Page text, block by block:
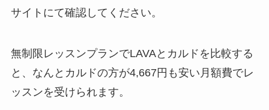
サイトにて確認してください。
無制限レッスンプランでLAVAとカルドを比較する
と、なんと カルドの方が4,667円も安い月額費でレ
ッスンを受けられます。